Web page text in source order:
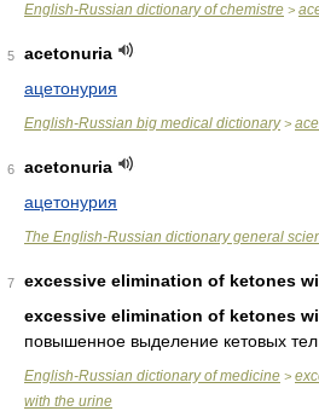
English-Russian dictionary of chemistre >
5
acetonuria
ацетонурия
English-Russian big medical dictionary>
6
acetonuria
ацетонурия
The English-Russian dictionary general
7
excessive elimination of ketones
excessive elimination of ketones
повышенное выделение кетовых
English-Russian dictionary of medicine >
with the urine